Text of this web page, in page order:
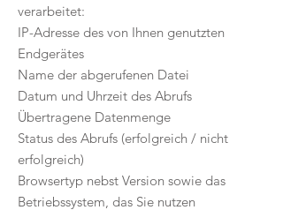
verarbeitet:
IP-Adresse des von Ihnen genutzten
Endgerätes
Name der abgerufenen Datei
Datum und Uhrzeit des Abrufs
Übertragene Datenmenge
Status des Abrufs (erfolgreich / nicht
erfolgreich)
Browsertyp nebst Version sowie das
Betriebssystem, das Sie nutzen